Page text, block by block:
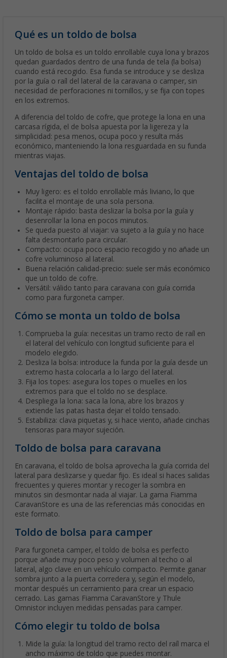
Qué es un toldo de bolsa
Un toldo de bolsa es un toldo enrollable cuya lona y brazos
quedan guardados dentro de una funda de tela (la bolsa)
cuando está recogido. Esa funda se introduce y se desliza
por la guía o raíl del lateral de la caravana o camper, sin
necesidad de perforaciones ni tornillos, y se fija con topes
en los extremos.
A diferencia del toldo de cofre, que protege la lona en una
carcasa rígida, el de bolsa apuesta por la ligereza y la
simplicidad: pesa menos, ocupa poco y resulta más
económico, manteniendo la lona resguardada en su funda
mientras viajas.
Ventajas del toldo de bolsa
Muy ligero: es el toldo enrollable más liviano, lo que
facilita el montaje de una sola persona.
Montaje rápido: basta deslizar la bolsa por la guía y
desenrollar la lona en pocos minutos.
Se queda puesto al viajar: va sujeto a la guía y no hace
falta desmontarlo para circular.
Compacto: ocupa poco espacio recogido y no añade un
cofre voluminoso al lateral.
Buena relación calidad-precio: suele ser más económico
que un toldo de cofre.
Versátil: válido tanto para caravana con guía corrida
como para furgoneta camper.
Cómo se monta un toldo de bolsa
Comprueba la guía: necesitas un tramo recto de raíl en
el lateral del vehículo con longitud suficiente para el
modelo elegido.
Desliza la bolsa: introduce la funda por la guía desde un
extremo hasta colocarla a lo largo del lateral.
Fija los topes: asegura los topes o muelles en los
extremos para que el toldo no se desplace.
Despliega la lona: saca la lona, abre los brazos y
extiende las patas hasta dejar el toldo tensado.
Estabiliza: clava piquetas y, si hace viento, añade cinchas
tensoras para mayor sujeción.
Toldo de bolsa para caravana
En caravana, el toldo de bolsa aprovecha la guía corrida del
lateral para deslizarse y quedar fijo. Es ideal si haces salidas
frecuentes y quieres montar y recoger la sombra en
minutos sin desmontar nada al viajar. La gama Fiamma
CaravanStore es una de las referencias más conocidas en
este formato.
Toldo de bolsa para camper
Para furgoneta camper, el toldo de bolsa es perfecto
porque añade muy poco peso y volumen al techo o al
lateral, algo clave en un vehículo compacto. Permite ganar
sombra junto a la puerta corredera y, según el modelo,
montar después un cerramiento para crear un espacio
cerrado. Las gamas Fiamma CaravanStore y Thule
Omnistor incluyen medidas pensadas para camper.
Cómo elegir tu toldo de bolsa
Mide la guía: la longitud del tramo recto del raíl marca el
ancho máximo de toldo que puedes montar.